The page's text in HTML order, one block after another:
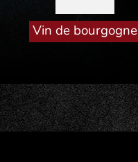
Vin de bourgogne